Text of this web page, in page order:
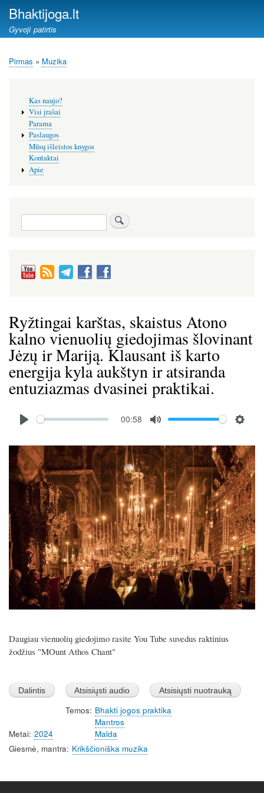
Bhaktijoga.lt
Gyvoji patirtis
Kelias
Pirmas Muzika
Ryžtingai karštas, skaistus Atono
kalno vienuolių giedojimas šlovinant
Jėzų ir Mariją. Klausant iš karto
energija kyla aukštyn ir atsiranda
entuziazmas dvasinei praktikai.
l
a
y
00:58
u
t
e
e
t
t
i
n
g
s
Image
Daugiau vienuolių giedojimo rasite You Tube suvedus raktinius
žodžius "MOunt Athos Chant"
Metai 2024
Temos Bhakti jogos praktika
Mantros
Malda
Giesmė, mantra Krikščioniška muzika
meniu
Kas naujo?
Visi įrašai
Parama
Paslaugos
Mūsų išleistos knygos
Kontaktai
Apie
Paieška